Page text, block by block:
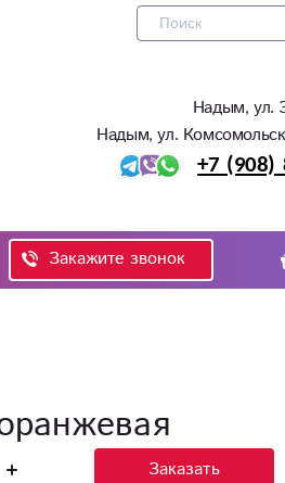
Надым, ул.
Надым, ул.
+7 (908)
Закажите звонок
Заказать